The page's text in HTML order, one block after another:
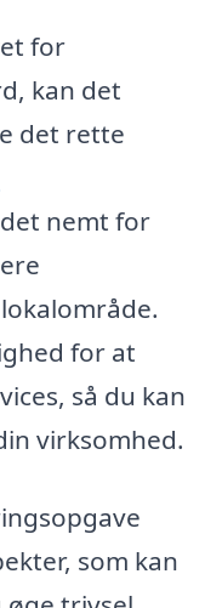
for
kan det
det rette
nemt for
for at
så du kan
virksomhed.
som kan